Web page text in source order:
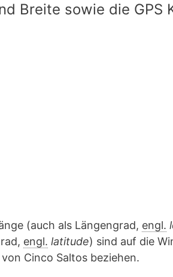
Breite sowie die GPS
(auch als Längengrad, engl.
engl. latitude) sind auf die
Cinco Saltos beziehen.